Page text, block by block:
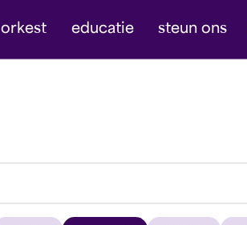
orkest educatie steun ons